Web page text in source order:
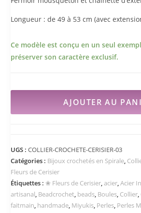
Longueur : de 49 à 53 cm (avec
Ce modèle est conçu en un seul
préserver son caractère exclusif.
AJOUTER AU
UGS :COLLIER-CROCHETE-CERISIER-03
Catégories : Bijoux crochetés en Spirale,
Fleurs de Cerisier
Étiquettes : ❀ Fleurs de Cerisier,acier,Acier
artisanal, Beadcrochet, beads, Boules, Collier,
faitmain, handmade, Miyukis, Perles, Perles